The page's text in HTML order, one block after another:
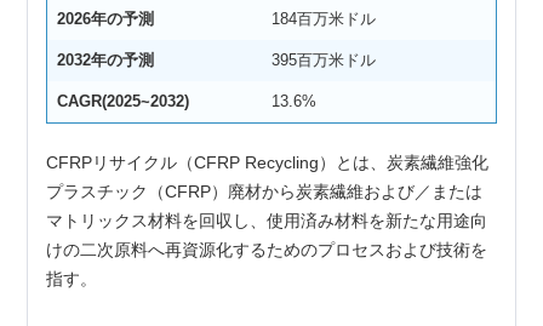
2026年の予測 184百万米ドル
2032年の予測 395百万米ドル
CAGR(2025~2032) 13.6%
CFRPリサイクル（CFRP Recycling）とは、炭素繊維強化
プラスチック（CFRP）廃材から炭素繊維および／または
マトリックス材料を回収し、使用済み材料を新たな用途向
けの二次原料へ再資源化するためのプロセスおよび技術を
指す。